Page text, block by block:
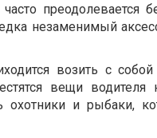
преодолевается
незаменимый
возить с
вещи
охотники и рыбаки,